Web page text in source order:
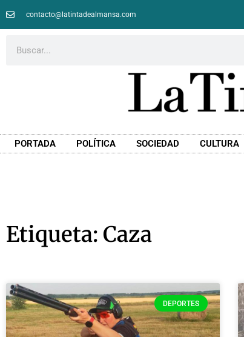
contacto@latintadealmansa.com
PORTADA POLÍTICA SOCIEDAD CULTURA
Etiqueta: Caza
DEPORTES